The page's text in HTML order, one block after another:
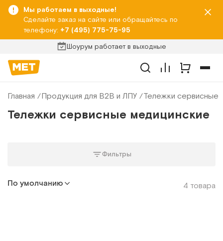
Мы работаем в выходные!
Сделайте заказ на сайте или обращайтесь по
телефону: +7 (495) 775-75-95
Шоурум работает в выходные
Главная Продукция для B2B и ЛПУ Тележки сервисные
Тележки сервисные медицинские
Фильтры
По умолчанию 4 товара